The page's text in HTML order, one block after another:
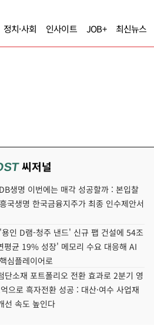
정치·사회 인사이트 JOB+ 최신뉴스
씨저널
생명 이번에는 매각 성공할까 : 본입찰
국생명 한국금융지주가 최종 인수제안서
인 D램-청주 낸드' 신규 팹 건설에 54조
평균 19% 성장' 메모리 수요 대응해 AI
심플레이어로
단소재 포트폴리오 전환 효과로 2분기 영
으로 흑자전환 성공 : 대산·여수 사업재
선 속도 높인다